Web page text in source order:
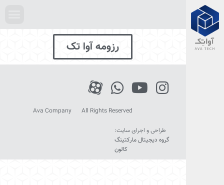
رزومه آوا تک
All Rights Reserved
Ava Company
طراحی و اجرای سایت:
گروه دیجیتال مارکتینگ
کالون